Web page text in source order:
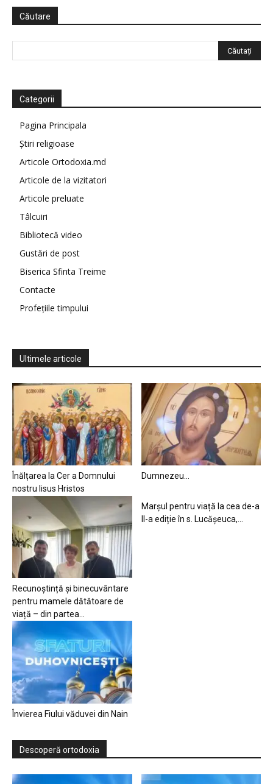
Căutare
Categorii
Pagina Principala
Știri religioase
Articole Ortodoxia.md
Articole de la vizitatori
Articole preluate
Tâlcuiri
Bibliotecă video
Gustări de post
Biserica Sfinta Treime
Contacte
Profețiile timpului
Ultimele articole
Înălțarea la Cer a Domnului
nostru Iisus Hristos
Dumnezeu…
Recunoștință și binecuvântare
pentru mamele dătătoare de
viață – din partea...
Marșul pentru viață la cea de-a
II-a ediție în s. Lucășeuca,...
Învierea Fiului văduvei din Nain
Descoperă ortodoxia